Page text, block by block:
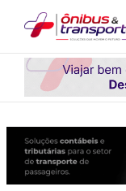
conteúdo